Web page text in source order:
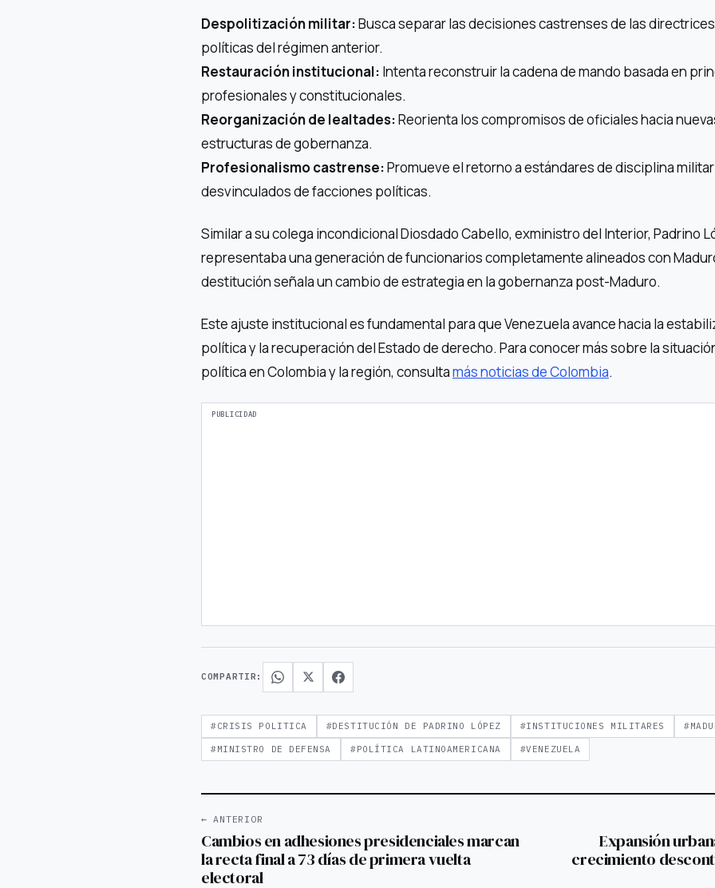
Despolitización militar:Busca separar las decisiones castrenses de las directrices
políticas del régimen anterior.
Restauración institucional: Intenta reconstruir la cadena de mando basada en
profesionales y constitucionales.
Reorganización de lealtades:Reorienta los compromisos de oficiales hacia
estructuras de gobernanza.
Profesionalismo castrense:Promueve el retorno a estándares de disciplina militar
desvinculados de facciones políticas.
Similar a su colega incondicional Diosdado Cabello, exministro del Interior, Padrino
representaba una generación de funcionarios completamente alineados con
destitución señala un cambio de estrategia en la gobernanza post-Maduro.
Este ajuste institucional es fundamental para que Venezuela avance hacia la
política y la recuperación del Estado de derecho. Para conocer más sobre la
política en Colombia y la región, consultamás noticias de Colombia.
COMPARTIR:
#CRISIS POLITICA #DESTITUCIÓN DE PADRINO LÓPEZ #INSTITUCIONES MILITARES
#MINISTRO DE DEFENSA #POLÍTICA LATINOAMERICANA #VENEZUELA
← ANTERIOR
Cambios en adhesiones presidenciales marcan
la recta final a 73 días de primera vuelta
electoral
Expansión
crecimiento